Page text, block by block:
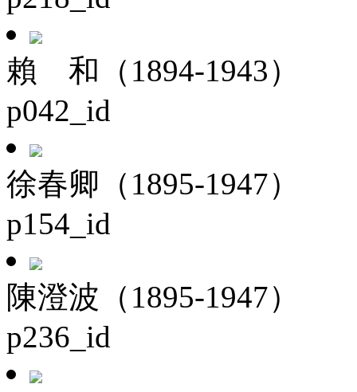
賴 和（1894-1943）
p042_id
徐春卿（1895-1947）
p154_id
陳澄波（1895-1947）
p236_id